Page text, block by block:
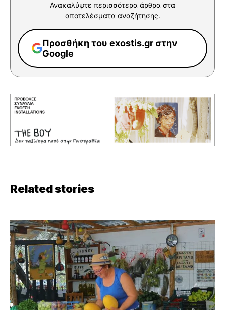
Ανακαλύψτε περισσότερα άρθρα στα
αποτελέσματα αναζήτησης.
Προσθήκη του exostis.gr στην
Google
Related stories